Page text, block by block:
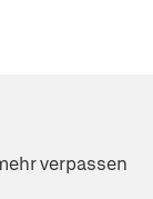
verpassen